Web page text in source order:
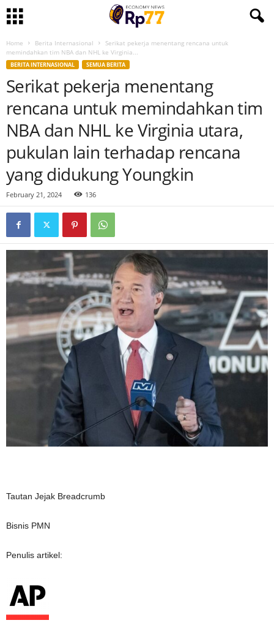
Home Berita Internasional
Serikat pekerja menentang rencana untuk
memindahkan tim NBA dan NHL ke Virginia...
BERITA INTERNASIONAL SEMUA BERITA
Serikat pekerja menentang
rencana untuk memindahkan tim
NBA dan NHL ke Virginia utara,
pukulan lain terhadap rencana
yang didukung Youngkin
February 21, 2024 136
Tautan Jejak Breadcrumb
Bisnis PMN
Penulis artikel: